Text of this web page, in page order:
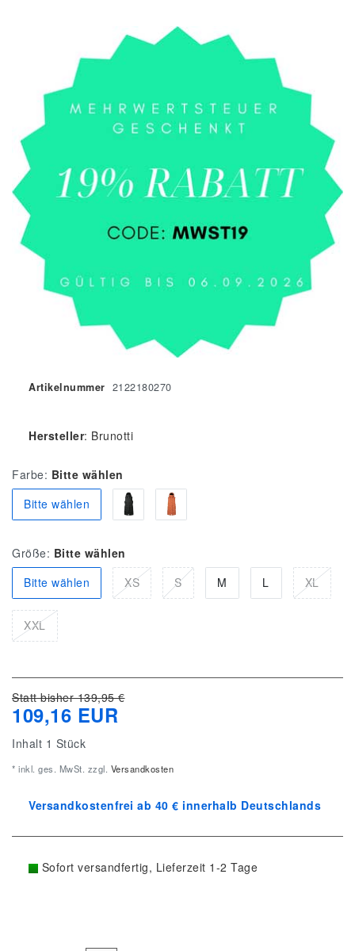
Artikelnummer 2122180270
Hersteller: Brunotti
Farbe: Bitte wählen
Bitte wählen
Größe: Bitte wählen
Bitte wählen
XS S M L XL
XXL
Statt bisher 139,95 €
109,16 EUR
Inhalt 1 Stück
* inkl. ges. MwSt. zzgl. Versandkosten
Versandkostenfrei ab 40 € innerhalb Deutschlands
Sofort versandfertig, Lieferzeit 1-2 Tage